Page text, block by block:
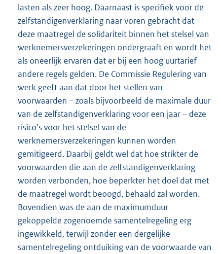
lasten als zeer hoog. Daarnaast is specifiek voor de
zelfstandigenverklaring naar voren gebracht dat
deze maatregel de solidariteit binnen het stelsel van
werknemersverzekeringen ondergraaft en wordt het
als oneerlijk ervaren dat er bij een hoog uurtarief
andere regels gelden. De Commissie Regulering van
werk geeft aan dat door het stellen van
voorwaarden – zoals bijvoorbeeld de maximale duur
van de zelfstandigenverklaring voor een jaar – deze
risico’s voor het stelsel van de
werknemersverzekeringen kunnen worden
gemitigeerd. Daarbij geldt wel dat hoe strikter de
voorwaarden die aan de zelfstandigenverklaring
worden verbonden, hoe beperkter het doel dat met
de maatregel wordt beoogd, behaald zal worden.
Bovendien was de aan de maximumduur
gekoppelde zogenoemde samentelregeling erg
ingewikkeld, terwijl zonder een dergelijke
samentelregeling ontduiking van de voorwaarde van